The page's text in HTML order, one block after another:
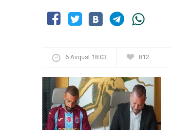
6 Avqust 18:03 812